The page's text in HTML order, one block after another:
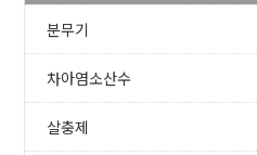
분무기
차아염소산수
살충제